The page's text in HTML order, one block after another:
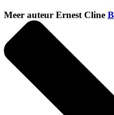
Meer auteur Ernest Cline